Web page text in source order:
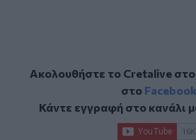
Ακολουθήστε το Cretalive στο
στο Facebook
Κάντε εγγραφή στο κανάλι